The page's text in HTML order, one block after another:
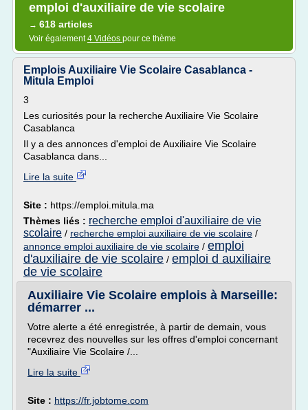
emploi d'auxiliaire de vie scolaire
→ 618 articles
Voir également4 Vidéos pour ce thème
Emplois Auxiliaire Vie Scolaire Casablanca -
Mitula Emploi
3
Les curiosités pour la recherche Auxiliaire Vie Scolaire
Casablanca
Il y a des annonces d'emploi de Auxiliaire Vie Scolaire
Casablanca dans...
Lire la suite
Site : https://emploi.mitula.ma
Thèmes liés : recherche emploi d'auxiliaire de vie
scolaire / recherche emploi auxiliaire de vie scolaire /
annonce emploi auxiliaire de vie scolaire / emploi
d'auxiliaire de vie scolaire / emploi d auxiliaire
de vie scolaire
Auxiliaire Vie Scolaire emplois à Marseille:
démarrer ...
Votre alerte a été enregistrée, à partir de demain, vous
recevrez des nouvelles sur les offres d'emploi concernant
"Auxiliaire Vie Scolaire /...
Lire la suite
Site : https://fr.jobtome.com